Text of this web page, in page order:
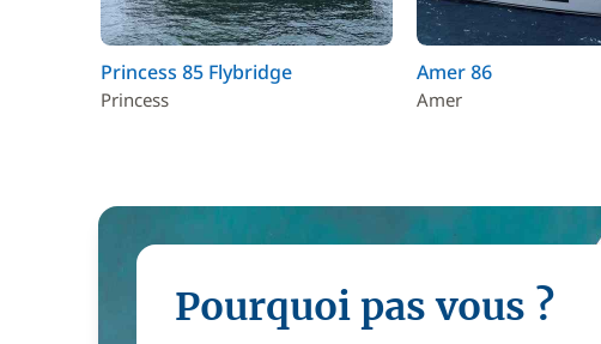
Princess 85 Flybridge
Princess
Amer 86
Amer
Pourquoi pas vous ?